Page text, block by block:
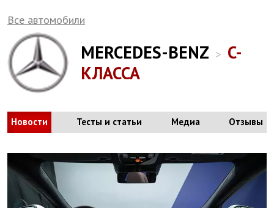
Все автомобили
MERCEDES-BENZ > C-
КЛАССА
Новости Тесты и статьи Медиа Отзывы